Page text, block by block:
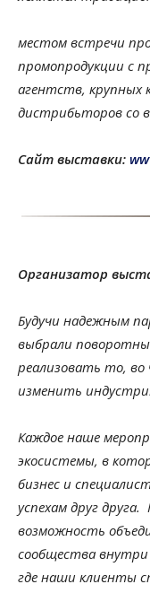
местом встречи
промопродукции с
агентств, крупных
дистрибьторов со
Сайт выставки:
Организатор
Будучи надежным
выбрали
реализовать то, во
изменить
Каждое наше
экосистемы, в
бизнес и
успехам друг
возможность
сообщества
где наши клиенты